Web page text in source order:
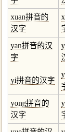
xuan拼音的
汉字
yan拼音的汉
字
yi拼音的汉字
yong拼音的
汉字